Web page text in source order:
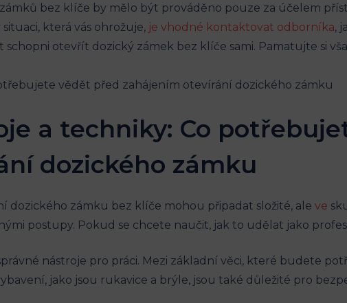
bez klíče by mělo být prováděno pouze za účelem
která vás ohrožuje, je vhodné kontaktovat odborníka,
otevřít dozický zámek bez klíče sami. Pamatujte si
a techniky: Co
dozického zámku
dozického zámku bez klíče mohou připadat složité, ale ve
postupy. Pokud se chcete naučit, jak to udělat jako
nástroje pro práci. Mezi základní věci, které budete
jako jsou rukavice a brýle, jsou také důležité pro